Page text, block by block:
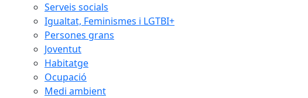
Serveis socials
Igualtat, Feminismes i LGTBI+
Persones grans
Joventut
Habitatge
Ocupació
Medi ambient